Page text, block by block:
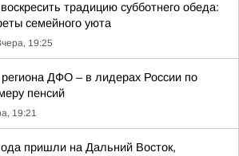
традицию субботнего обеда:
семейного уюта
19:25
ДФО – в лидерах России по
пенсий
19:21
пришли на Дальний Восток,